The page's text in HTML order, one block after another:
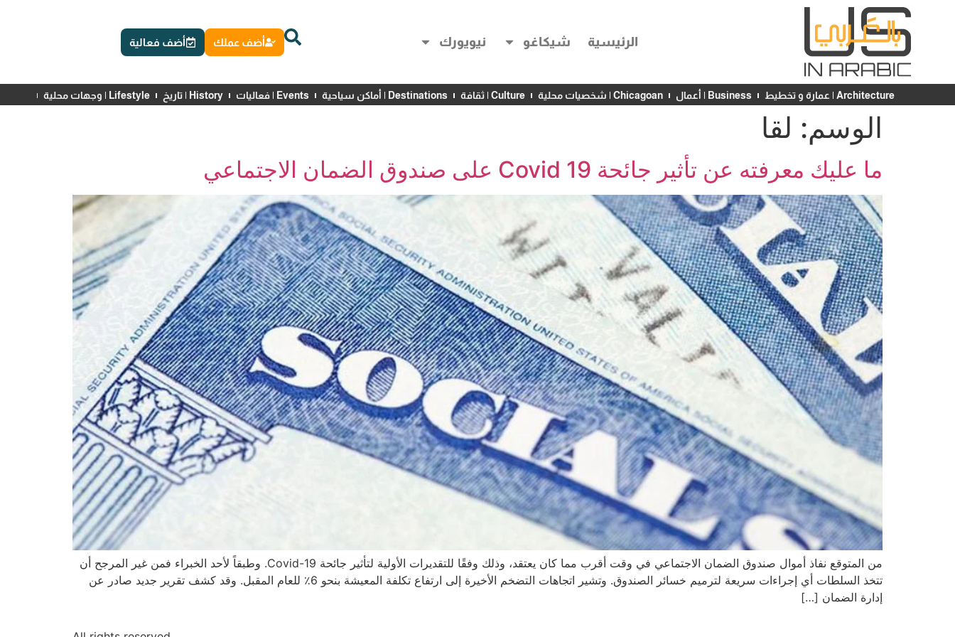
الرئيسية شيكاغو نيويورك أضف عملك أضف فعالية
Architecture | عمارة و تخطيط Business | أعمال Chicagoan | شخصيات محلية Culture | ثقافة Destinations | أماكن سياحية Events | فعاليات History | تاريخ Lifestyle | وجهات محلية
الوسم: لقا
ما عليك معرفته عن تأثير جائحة Covid 19 على صندوق الضمان الاجتماعي
من المتوقع نفاذ أموال صندوق الضمان الاجتماعي في وقت أقرب مما كان يعتقد، وذلك وفقًا للتقديرات الأولية لتأثير جائحة Covid-19. وطبقاً لأحد الخبراء فمن غير المرجح أن
تتخذ السلطات أي إجراءات سريعة لترميم خسائر الصندوق. وتشير اتجاهات التضخم الأخيرة إلى ارتفاع تكلفة المعيشة بنحو 6٪ للعام المقبل. وقد كشف تقرير جديد صادر عن
إدارة الضمان […]